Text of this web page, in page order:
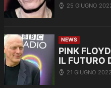
25 GIUGNO
NEWS
PINK
IL FUTURO
21 GIUGNO 2022